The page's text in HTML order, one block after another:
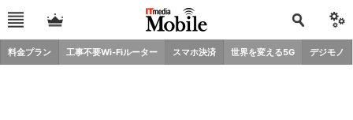
料金プラン 工事不要Wi-Fiルーター スマホ決済 世界を変える5G デジモノ